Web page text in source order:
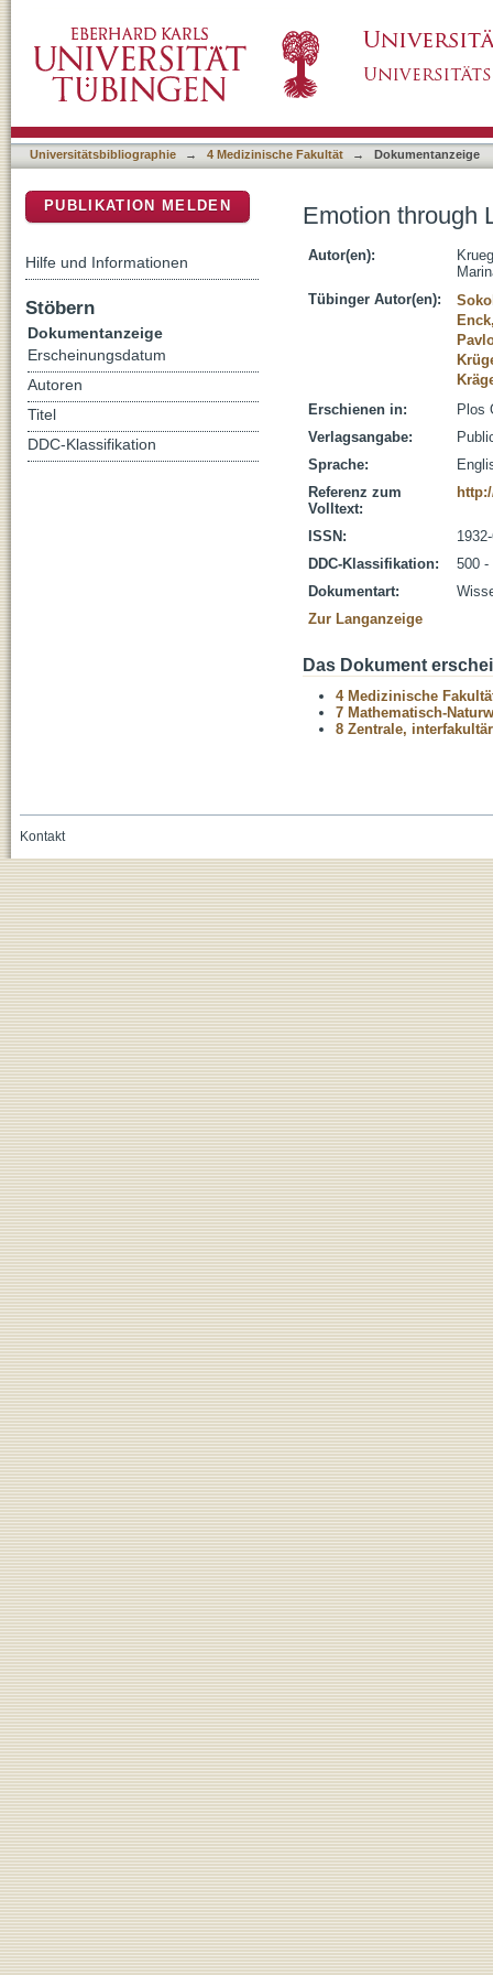
Universitätsbibliographie → 4 Medizinische Fakultät → Dokumentanzeige
Emotion through
Autor(en):
Tübinger Autor(en):
Erschienen in:
Plos
Verlagsangabe:
Sprache:
Referenz zum
Volltext:
ISSN:
DDC-Klassifikation:
500 -
Dokumentart:
Zur Langanzeige
Das Dokument
4 Medizinische
7 Mathematisch-
8 Zentrale,
PUBLIKATION MELDEN
Hilfe und Informationen
Stöbern
Dokumentanzeige
Erscheinungsdatum
Autoren
Titel
DDC-Klassifikation
Kontakt